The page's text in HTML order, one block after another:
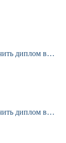
диплом в…
диплом в…